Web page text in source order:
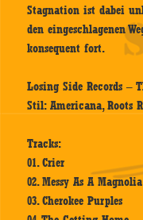
Stagnation ist dabei
den eingeschlagenen
konsequent fort.
Losing Side Records –
Stil: Americana, Roots
Tracks:
01. Crier
02. Messy As A Magnolia
03. Cherokee Purples